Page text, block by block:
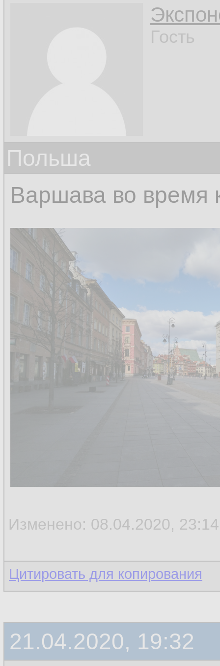
Гость
Польша
Варшава во время
Изменено: 08.04.2020,
Цитировать для копирования
21.04.2020, 19:32